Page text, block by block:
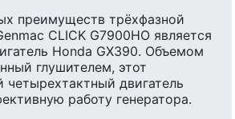
преимуществ трёхфазной
CLICK G7900HO является
Honda GX390. Объемом
глушителем, этот
двигатель
работу генератора.